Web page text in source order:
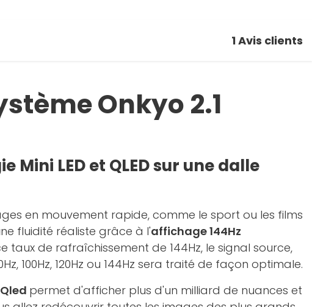
1Avis clients
Onkyo 2.1
Mini LED et QLED sur une dalle
en mouvement rapide, comme le sport ou les films
fluidité réaliste grâce à l'affichage 144Hz
taux de rafraîchissement de 144Hz, le signal source,
100Hz, 120Hz ou 144Hz sera traité de façon optimale.
permet d'afficher plus d'un milliard de nuances et